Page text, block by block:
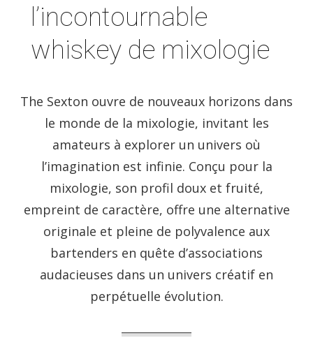
l’incontournable
whiskey de mixologie
The Sexton ouvre de nouveaux horizons dans
le monde de la mixologie, invitant les
amateurs à explorer un univers où
l’imagination est infinie. Conçu pour la
mixologie, son profil doux et fruité,
empreint de caractère, offre une alternative
originale et pleine de polyvalence aux
bartenders en quête d’associations
audacieuses dans un univers créatif en
perpétuelle évolution.